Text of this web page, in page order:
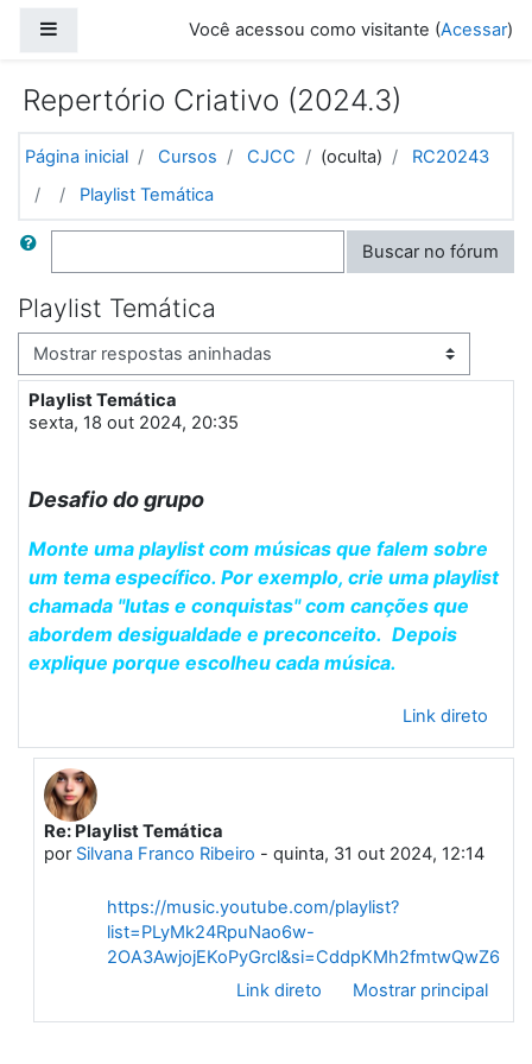
Você acessou como visitante (Acessar)
Repertório Criativo (2024.3)
Página inicial Cursos CJCC (oculta)
RC20243
Playlist Temática
Buscar Buscar no fórum
Playlist Temática
Modo de visualização
Playlist Temática
sexta, 18 out 2024, 20:35
Número de respostas: 1
Desafio do grupo
Monte uma playlist com músicas que falem sobre
um tema específico. Por exemplo, crie uma playlist
chamada "lutas e conquistas" com canções que
abordem desigualdade e preconceito. Depois
explique porque escolheu cada música.
Link direto
Em resposta à Primeiro post
Re: Playlist Temática
por Silvana Franco Ribeiro - quinta, 31 out 2024, 12:14
https://music.youtube.com/playlist?
list=PLyMk24RpuNao6w-
2OA3AwjojEKoPyGrcl&si=CddpKMh2fmtwQwZ6
Link direto
Mostrar principal